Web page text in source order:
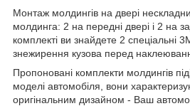
Монтаж молдингів на двері
молдинга: 2 на передні двері і 2 на
комплекті ви знайдете 2 спеціальні
знежирення кузова перед
Пропоновані комплекти молдингів
моделі автомобіля, вони
оригінальним дизайном - Ваш